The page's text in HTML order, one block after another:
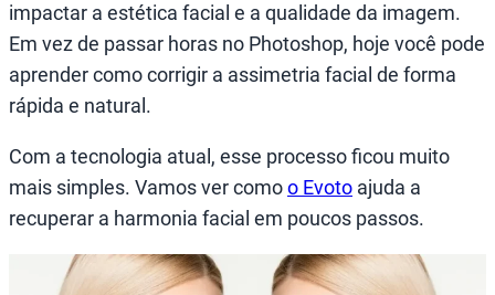
impactar a estética facial e a qualidade da imagem.
Em vez de passar horas no Photoshop, hoje você pode
aprender como corrigir a assimetria facial de forma
rápida e natural.
Com a tecnologia atual, esse processo ficou muito
mais simples. Vamos ver comoo Evoto ajuda a
recuperar a harmonia facial em poucos passos.